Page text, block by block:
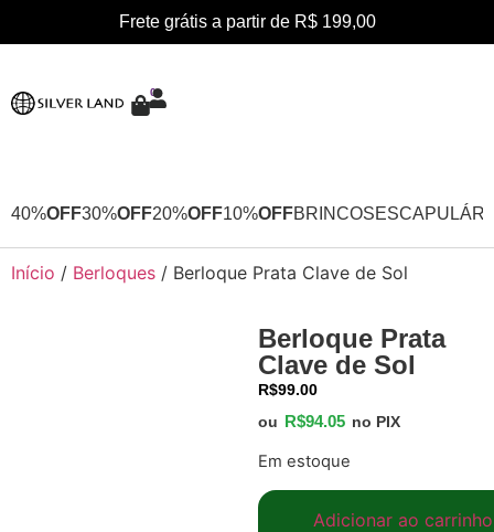
Frete grátis a partir de R$ 199,00
0
40%OFF30%OFF20%OFF10%OFFBRINCOS
Início / Berloques / Berloque Prata Clave de Sol
Berloque Prata
Clave de Sol
R$99.00
ou R$94.05 no PIX
Em estoque
Adicionar ao carrinho